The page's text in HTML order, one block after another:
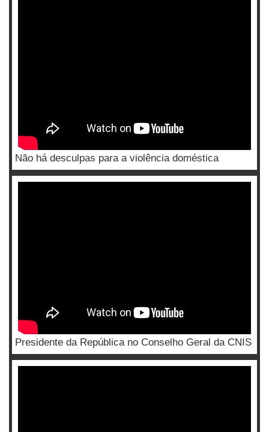
Não há desculpas para a violência doméstica
Presidente da República no Conselho Geral da CNIS